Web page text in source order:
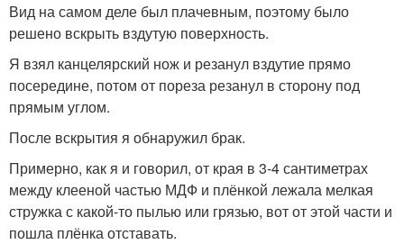
Вид на самом деле был плачевным, поэтому было
решено вскрыть вздутую поверхность.
Я взял канцелярский нож и резанул вздутие прямо
посередине, потом от пореза резанул в сторону под
прямым углом.
После вскрытия я обнаружил брак.
Примерно, как я и говорил, от края в 3-4 сантиметрах
между клееной частью МДФ и плёнкой лежала мелкая
стружка с какой-то пылью или грязью, вот от этой части и
пошла плёнка отставать.